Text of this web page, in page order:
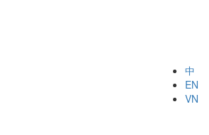
中
EN
VN